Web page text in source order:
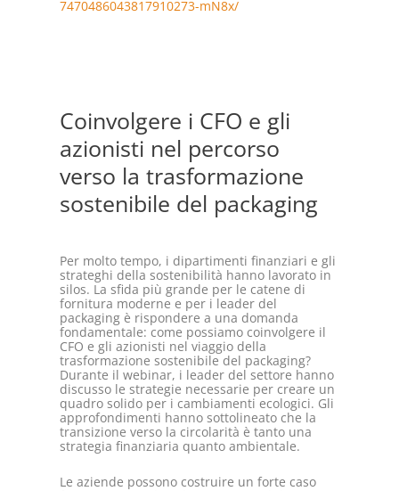
7470486043817910273-mN8x/
Coinvolgere i CFO e gli
azionisti nel percorso
verso la trasformazione
sostenibile del packaging
Per molto tempo, i dipartimenti finanziari e gli
strateghi della sostenibilità hanno lavorato in
silos. La sfida più grande per le catene di
fornitura moderne e per i leader del
packaging è rispondere a una domanda
fondamentale: come possiamo coinvolgere il
CFO e gli azionisti nel viaggio della
trasformazione sostenibile del packaging?
Durante il webinar, i leader del settore hanno
discusso le strategie necessarie per creare un
quadro solido per i cambiamenti ecologici. Gli
approfondimenti hanno sottolineato che la
transizione verso la circolarità è tanto una
strategia finanziaria quanto ambientale.
Le aziende possono costruire un forte caso